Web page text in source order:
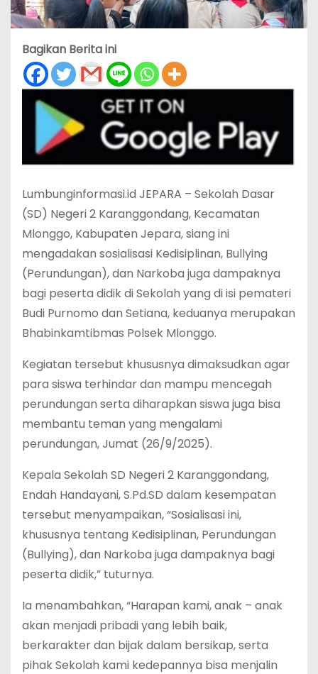
Bagikan Berita ini
Lumbunginformasi.id JEPARA – Sekolah Dasar
(SD) Negeri 2 Karanggondang, Kecamatan
Mlonggo, Kabupaten Jepara, siang ini
mengadakan sosialisasi Kedisiplinan, Bullying
(Perundungan), dan Narkoba juga dampaknya
bagi peserta didik di Sekolah yang di isi pemateri
Budi Purnomo dan Setiana, keduanya merupakan
Bhabinkamtibmas Polsek Mlonggo.
Kegiatan tersebut khususnya dimaksudkan agar
para siswa terhindar dan mampu mencegah
perundungan serta diharapkan siswa juga bisa
membantu teman yang mengalami
perundungan, Jumat (26/9/2025).
Kepala Sekolah SD Negeri 2 Karanggondang,
Endah Handayani, S.Pd.SD dalam kesempatan
tersebut menyampaikan, “Sosialisasi ini,
khususnya tentang Kedisiplinan, Perundungan
(Bullying), dan Narkoba juga dampaknya bagi
peserta didik,” tuturnya.
Ia menambahkan, “Harapan kami, anak – anak
akan menjadi pribadi yang lebih baik,
berkarakter dan bijak dalam bersikap, serta
pihak Sekolah kami kedepannya bisa menjalin